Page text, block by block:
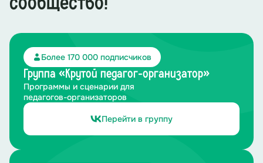
прыжками, зажав картонные блины между коленями.
Понедельник:Молодцы, ребята! Здорово у вас
получилось! Время не теряйте, скорее другой день
встречайте!
Более 170 000 подписчиков
Группа «Крутой педагог-организатор»
Программы и сценарии для
педагогов-организаторов
Перейти в группу